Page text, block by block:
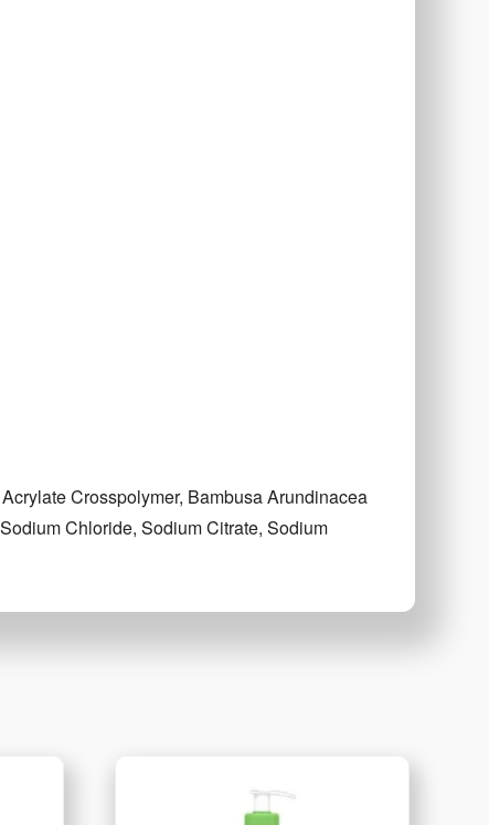
Crosspolymer, Bambusa Arundinacea
Chloride, Sodium Citrate, Sodium